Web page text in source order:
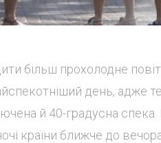
більш прохолодне
день, адже
й 40-градусна спека.
країни ближче до